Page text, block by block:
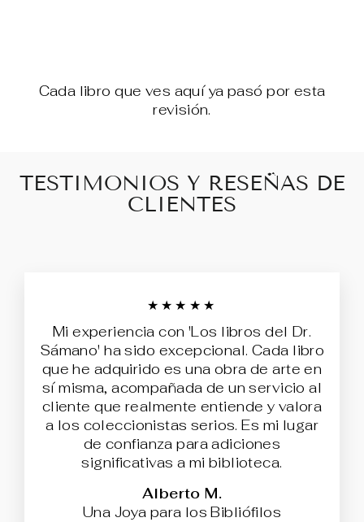
Cada libro que ves aquí ya pasó por esta
revisión.
TESTIMONIOS Y RESEÑAS DE
CLIENTES
★★★★★
Mi experiencia con 'Los libros del Dr.
Sámano' ha sido excepcional. Cada libro
que he adquirido es una obra de arte en
sí misma, acompañada de un servicio al
cliente que realmente entiende y valora
a los coleccionistas serios. Es mi lugar
de confianza para adiciones
significativas a mi biblioteca.
Alberto M.
Una Joya para los Bibliófilos